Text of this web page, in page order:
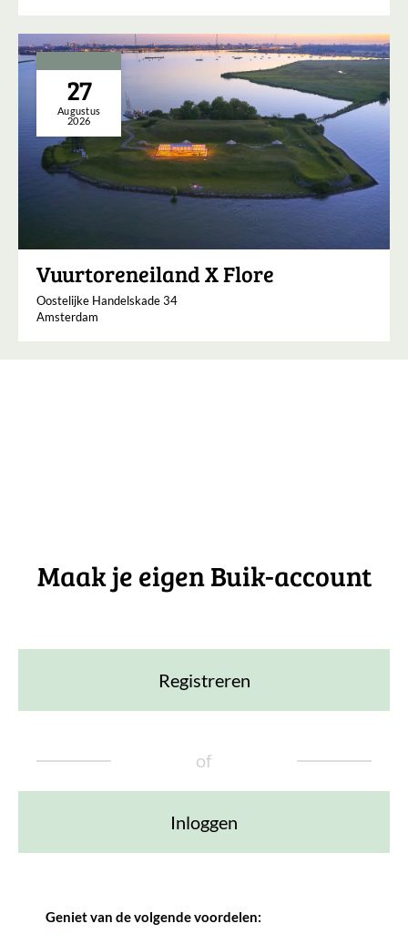
27
Augustus
2026
Vuurtoreneiland X Flore
Oostelijke Handelskade 34
Amsterdam
Maak je eigen Buik-account
Registreren
of
Inloggen
Geniet van de volgende voordelen: